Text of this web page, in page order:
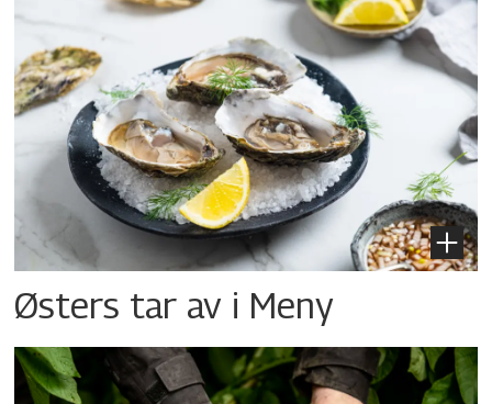
Østers tar av i Meny